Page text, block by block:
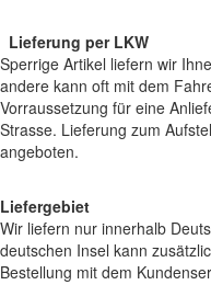
Lieferung per LKW
Sperrige Artikel liefern wir
andere kann oft mit dem
Vorraussetzung für eine
Strasse. Lieferung zum
angeboten.
Liefergebiet
Wir liefern nur innerhalb
deutschen Insel kann
Bestellung mit dem